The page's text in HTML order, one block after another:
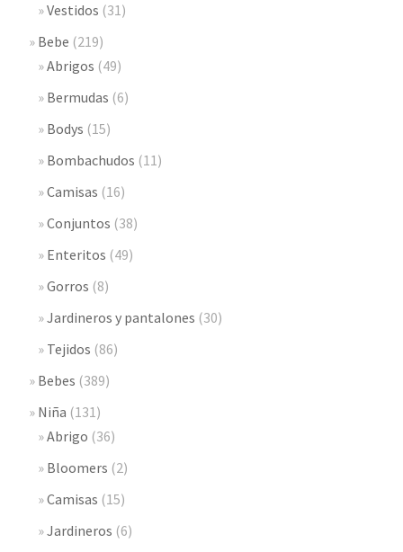
Vestidos (31)
Bebe (219)
Abrigos (49)
Bermudas (6)
Bodys (15)
Bombachudos (11)
Camisas (16)
Conjuntos (38)
Enteritos (49)
Gorros (8)
Jardineros y pantalones (30)
Tejidos (86)
Bebes (389)
Niña (131)
Abrigo (36)
Bloomers (2)
Camisas (15)
Jardineros (6)